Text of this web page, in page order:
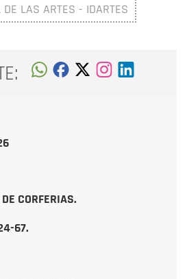
DE LAS ARTES - IDARTES
CORFERIAS.
67.